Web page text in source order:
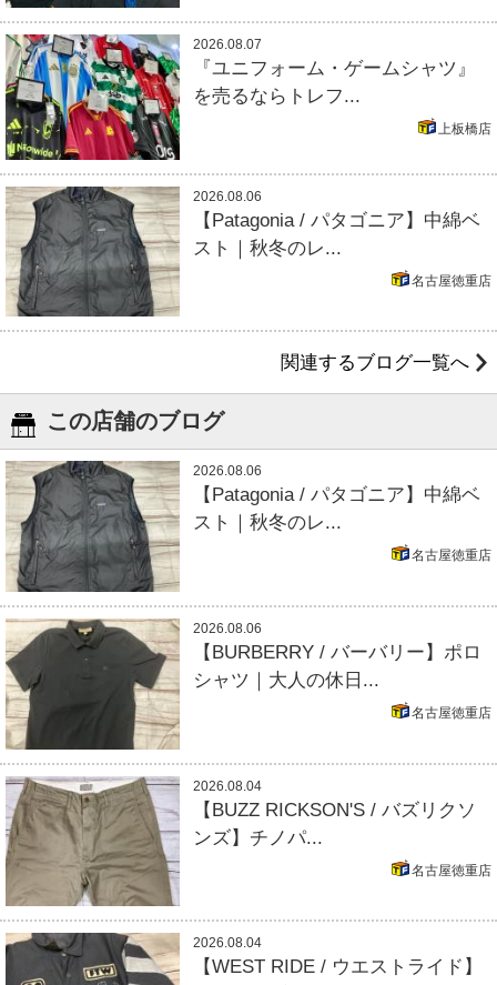
2026.08.07
『ユニフォーム・ゲームシャツ』
を売るならトレフ...
上板橋店
2026.08.06
【Patagonia / パタゴニア】中綿ベ
スト｜秋冬のレ...
名古屋徳重店
関連するブログ一覧へ
この店舗のブログ
2026.08.06
【Patagonia / パタゴニア】中綿ベ
スト｜秋冬のレ...
名古屋徳重店
2026.08.06
【BURBERRY / バーバリー】ポロ
シャツ｜大人の休日...
名古屋徳重店
2026.08.04
【BUZZ RICKSON'S / バズリクソ
ンズ】チノパ...
名古屋徳重店
2026.08.04
【WEST RIDE / ウエストライド】